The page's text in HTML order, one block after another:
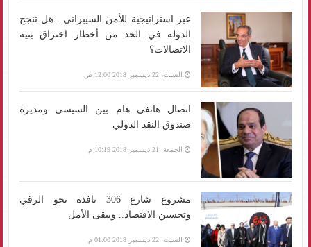
عبر استراتيجية للأمن السيبراني.. هل تنجح
الدولة في الحد من أخطار اختراق بنية
الاتصالات؟
السبت، 22 ديسمبر 2018 12:00 ص
اتصال هاتفي هام بين السيسي ومديرة
صندوق النقد الدولي
الجمعة، 21 ديسمبر 2018 10:19 م
مشروع شارع 306 نافذة نحو الرقي
وتحسين الاقتصاد.. ويبقى الأمل
السبت، 22 ديسمبر 2018 01:00 م